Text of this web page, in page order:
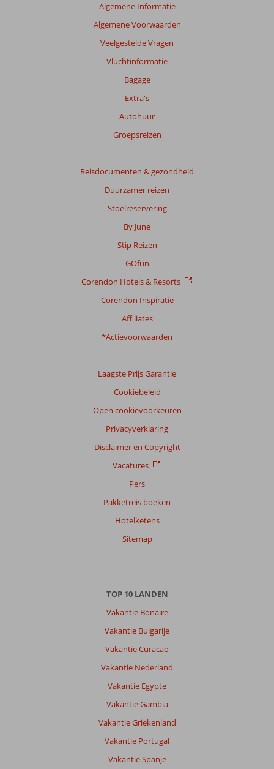
Algemene Informatie
Algemene Voorwaarden
Veelgestelde Vragen
Vluchtinformatie
Bagage
Extra's
Autohuur
Groepsreizen
Reisdocumenten & gezondheid
Duurzamer reizen
Stoelreservering
By June
Stip Reizen
GOfun
Corendon Hotels & Resorts
Corendon Inspiratie
Affiliates
*Actievoorwaarden
Laagste Prijs Garantie
Cookiebeleid
Open cookievoorkeuren
Privacyverklaring
Disclaimer en Copyright
Vacatures
Pers
Pakketreis boeken
Hotelketens
Sitemap
TOP 10 LANDEN
Vakantie Bonaire
Vakantie Bulgarije
Vakantie Curacao
Vakantie Nederland
Vakantie Egypte
Vakantie Gambia
Vakantie Griekenland
Vakantie Portugal
Vakantie Spanje